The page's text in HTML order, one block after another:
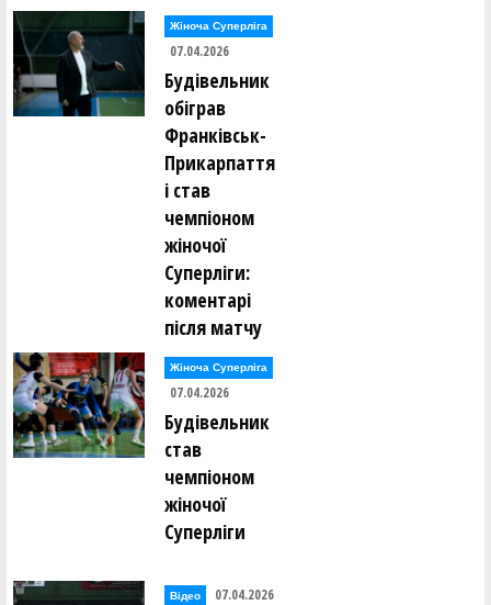
Жіноча Суперліга
07.04.2026
Будівельник
обіграв
Франківськ-
Прикарпаття
і став
чемпіоном
жіночої
Суперліги:
коментарі
після матчу
Жіноча Суперліга
07.04.2026
Будівельник
став
чемпіоном
жіночої
Суперліги
Відео 07.04.2026